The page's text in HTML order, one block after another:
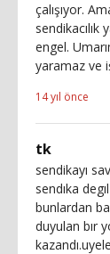
çalışıyor.
engel.
yaramaz ve
14 yıl önce
tk
sendikayı
sendıka
bunlardan
duyulan bır